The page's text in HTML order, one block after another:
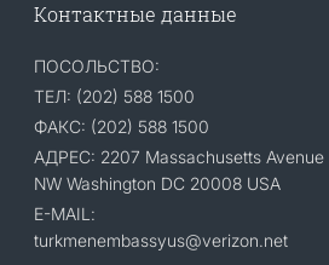
Контактные данные
ПОСОЛЬСТВО:
ТЕЛ: (202) 588 1500
ФАКС: (202) 588 1500
АДРЕС: 2207 Massachusetts Avenue
NW Washington DC 20008 USA
E-MAIL:
turkmenembassyus@verizon.net